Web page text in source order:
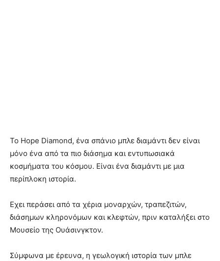
Το Hope Diamond, ένα σπάνιο μπλε διαμάντι δεν είναι
μόνο ένα από τα πιο διάσημα και εντυπωσιακά
κοσμήματα του κόσμου. Είναι ένα διαμάντι με μια
περίπλοκη ιστορία.
Εχει περάσει από τα χέρια μοναρχών, τραπεζιτών,
διάσημων κληρονόμων και κλεφτών, πριν καταλήξει στο
Μουσείο της Ουάσινγκτον.
Σύμφωνα με έρευνα, η γεωλογική ιστορία των μπλε